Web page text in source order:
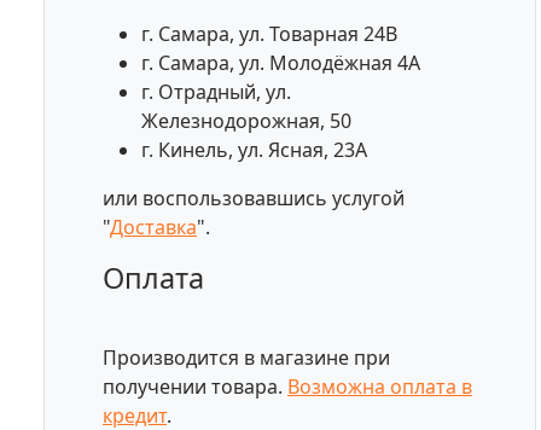
г. Самара, ул. Товарная 24В
г. Самара, ул. Молодёжная 4А
г. Отрадный, ул.
Железнодорожная, 50
г. Кинель, ул. Ясная, 23А
или воспользовавшись услугой
"Доставка".
Оплата
Производится в магазине при
получении товара. Возможна оплата в
кредит.